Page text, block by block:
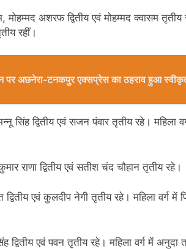
अशरफ द्वितीय एवं मोहम्मद क्वासम तृतीय
रहीं।
पर अछनेरा-टनकपुर एक्सप्रेस का ठहराव हुआ
द्वितीय एवं सजन पंवार तृतीय रहे। महिला
राणा द्वितीय एवं सतीश चंद चौहान तृतीय रहे।
एवं कुलदीप नेगी तृतीय रहे। महिला वर्ग में
एवं पवन तृतीय रहे। महिला वर्ग में